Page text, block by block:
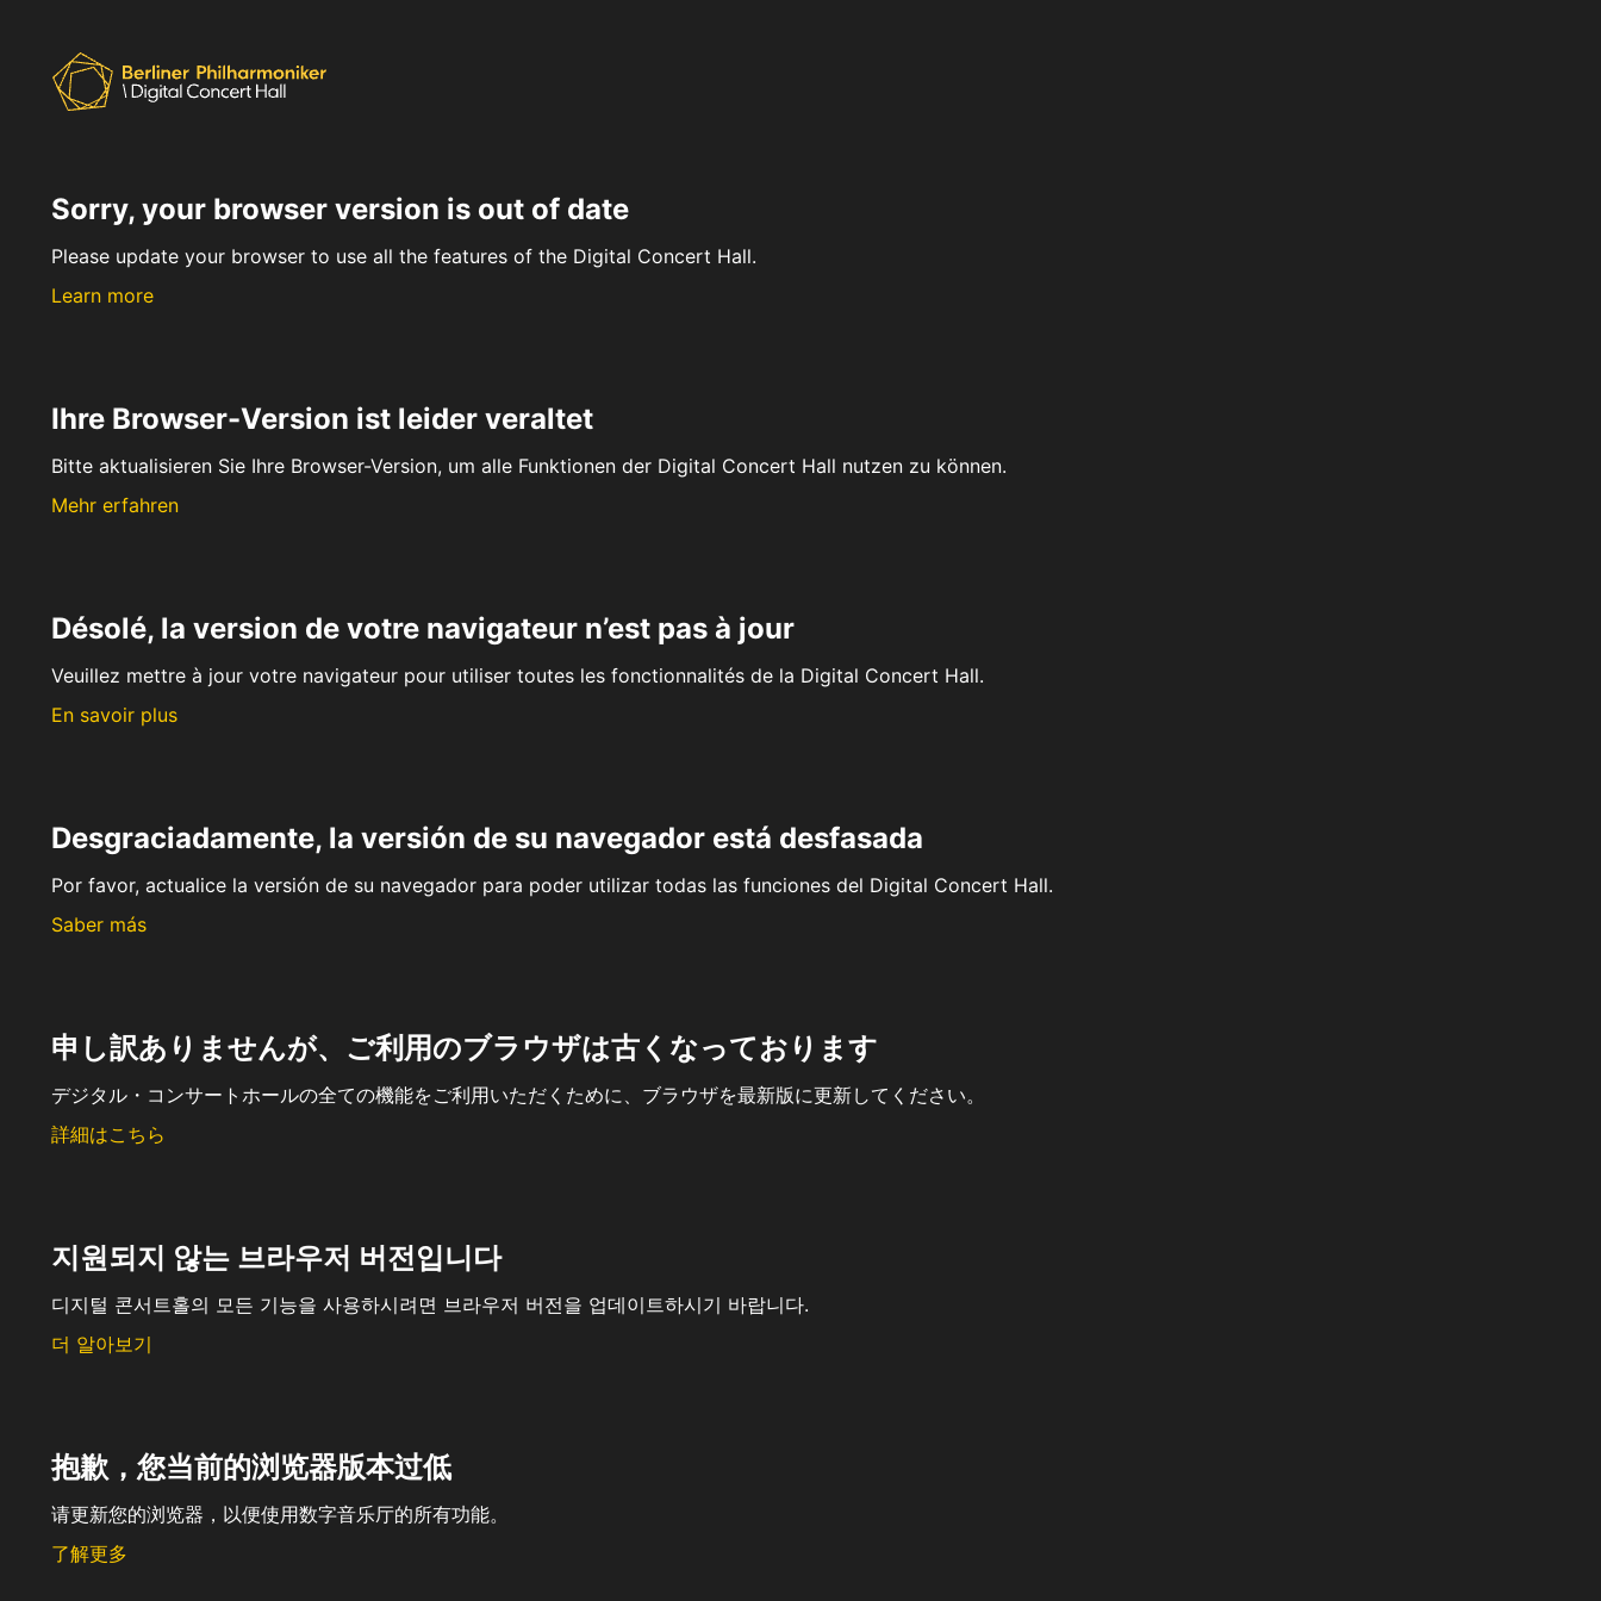
Sorry, your browser version is out of date
Please update your browser to use all the features of the Digital Concert Hall.
Learn more
Ihre Browser-Version ist leider veraltet
Bitte aktualisieren Sie Ihre Browser-Version, um alle Funktionen der Digital Concert Hall nutzen zu können.
Mehr erfahren
Désolé, la version de votre navigateur n’est pas à jour
Veuillez mettre à jour votre navigateur pour utiliser toutes les fonctionnalités de la Digital Concert Hall.
En savoir plus
Desgraciadamente, la versión de su navegador está desfasada
Por favor, actualice la versión de su navegador para poder utilizar todas las funciones del Digital Concert Hall.
Saber más
申し訳ありませんが、ご利用のブラウザは古くなっております
デジタル・コンサートホールの全ての機能をご利用いただくために、ブラウザを最新版に更新してください。
詳細はこちら
지원되지 않는 브라우저 버전입니다
디지털 콘서트홀의 모든 기능을 사용하시려면 브라우저 버전을 업데이트하시기 바랍니다.
더 알아보기
抱歉，您当前的浏览器版本过低
请更新您的浏览器，以便使用数字音乐厅的所有功能。
了解更多